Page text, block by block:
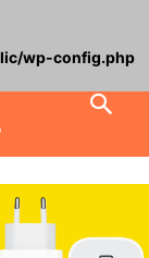
wp-config.php